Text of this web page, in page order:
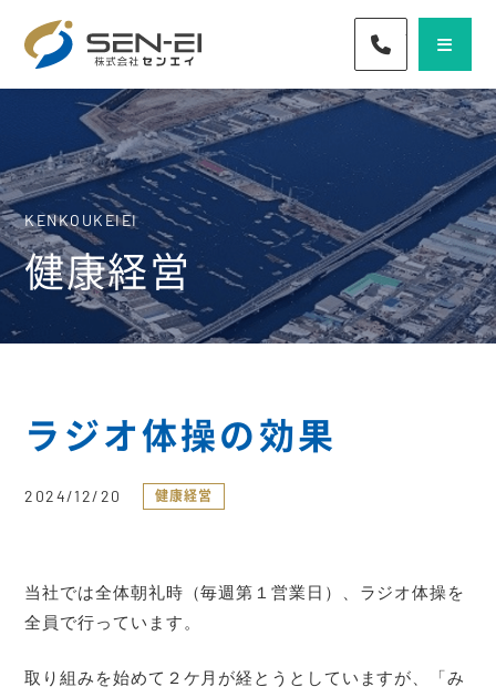
072-436-
KENKOUKEIEI
健康経営
ラジオ体操の効果
2024/12/20 健康経営
当社では全体朝礼時（毎週第１営業日）、ラジオ体操を
全員で行っています。
取り組みを始めて２ケ月が経とうとしていますが、「み